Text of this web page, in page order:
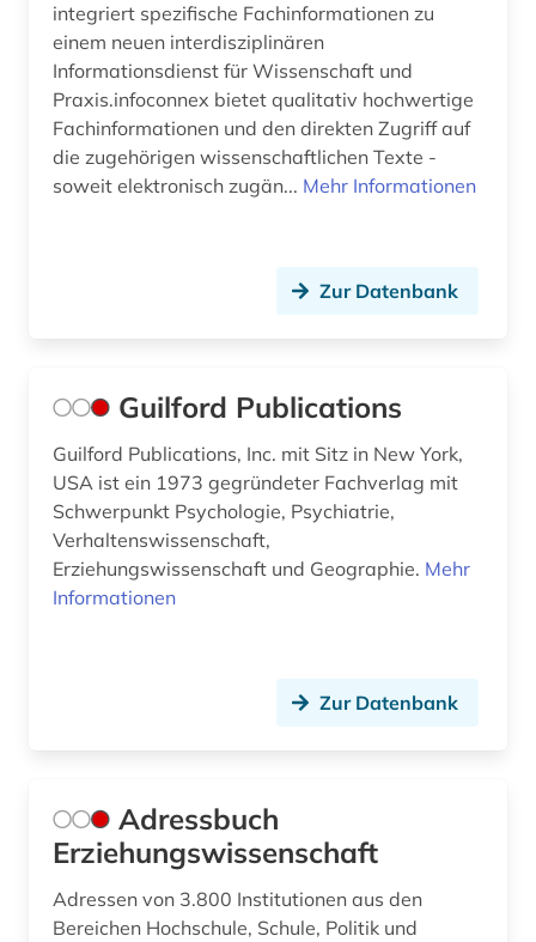
integriert spezifische Fachinformationen zu
einem neuen interdisziplinären
Informationsdienst für Wissenschaft und
Praxis.infoconnex bietet qualitativ hochwertige
Fachinformationen und den direkten Zugriff auf
die zugehörigen wissenschaftlichen Texte -
soweit elektronisch zugän... Mehr Informationen
Zur Datenbank
Guilford Publications
Guilford Publications, Inc. mit Sitz in New York,
USA ist ein 1973 gegründeter Fachverlag mit
Schwerpunkt Psychologie, Psychiatrie,
Verhaltenswissenschaft,
Erziehungswissenschaft und Geographie. Mehr
Informationen
Zur Datenbank
Adressbuch
Erziehungswissenschaft
Adressen von 3.800 Institutionen aus den
Bereichen Hochschule, Schule, Politik und